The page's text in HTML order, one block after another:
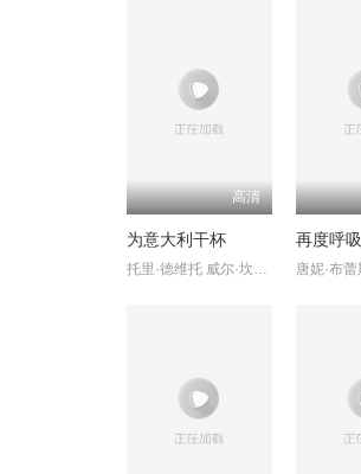
高清
为意大利干杯
托里·德维托 威尔·坎普 莉莉·奈特
再度呼吸